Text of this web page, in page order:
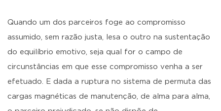
Quando um dos parceiros foge ao compromisso
assumido, sem razão justa, lesa o outro na sustentação
do equilíbrio emotivo, seja qual for o campo de
circunstâncias em que esse compromisso venha a ser
efetuado. E dada a ruptura no sistema de permuta das
cargas magnéticas de manutenção, de alma para alma,